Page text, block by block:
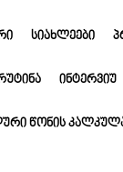
ᲡᲘᲐᲮᲚᲔᲔᲑᲘ
ᲘᲜᲢᲔᲠᲕᲘᲣ
ᲬᲝᲜᲘᲡ